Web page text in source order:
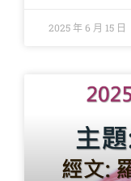
2025 年 6 月 15 日